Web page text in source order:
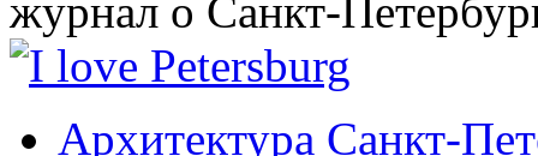
журнал о Санкт-
Архитектура Санкт-